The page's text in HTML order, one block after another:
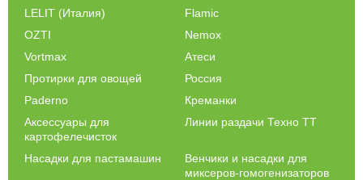
LELIT (Италия)
Flamic
OZTI
Nemox
Vortmax
Атеси
Протирки для овощей
Россия
Paderno
Креманки
Аксессуары для
картофелечисток
Линии раздачи Техно ТТ
Насадки для пастамашин
Венчики и насадки для
миксеров-гомогенизаторов